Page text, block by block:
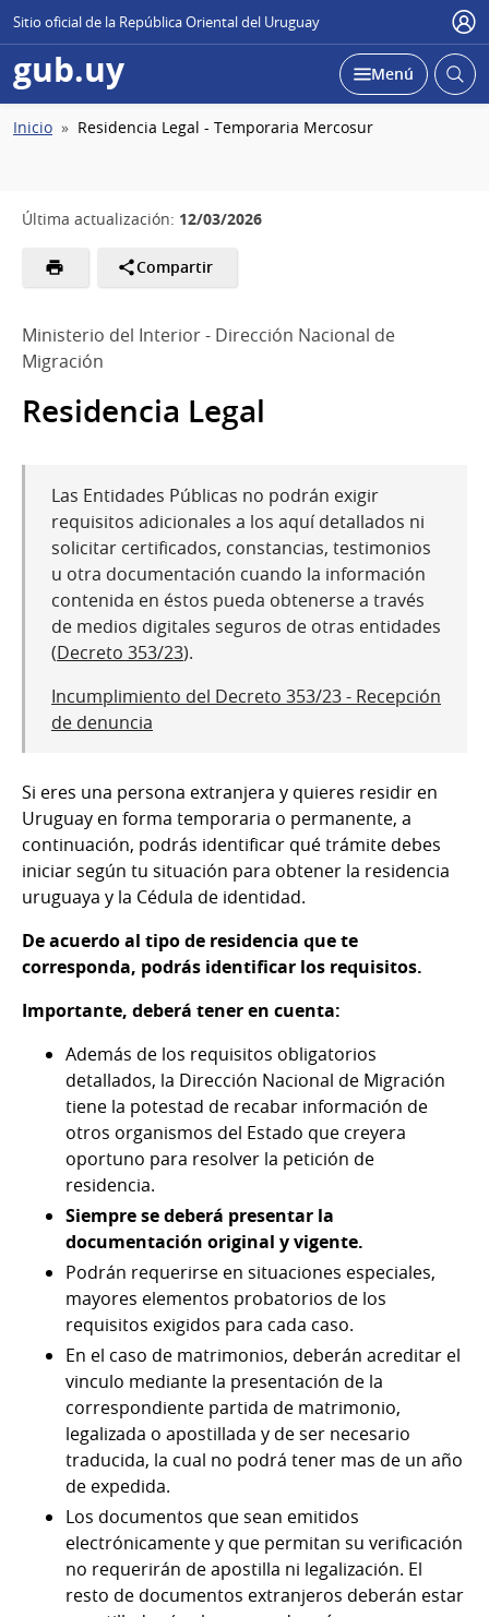
Sitio oficial de la República Oriental del Uruguay
gub.uy Desplegar
Menú Abrir
Ruta
Inicio Residencia Legal - Temporaria Mercosur
Última actualización: 12/03/2026
Compartir
Ministerio del Interior - Dirección Nacional de
Migración
Residencia Legal
Las Entidades Públicas no podrán exigir
requisitos adicionales a los aquí detallados ni
solicitar certificados, constancias, testimonios
u otra documentación cuando la información
contenida en éstos pueda obtenerse a través
de medios digitales seguros de otras entidades
(Decreto 353/23).
Incumplimiento del Decreto 353/23 - Recepción
de denuncia
Si eres una persona extranjera y quieres residir en
Uruguay en forma temporaria o permanente, a
continuación, podrás identificar qué trámite debes
iniciar según tu situación para obtener la residencia
uruguaya y la Cédula de identidad.
De acuerdo al tipo de residencia que te
corresponda, podrás identificar los requisitos.
Importante, deberá tener en cuenta:
Además de los requisitos obligatorios
detallados, la Dirección Nacional de Migración
tiene la potestad de recabar información de
otros organismos del Estado que creyera
oportuno para resolver la petición de
residencia.
Siempre se deberá presentar la
documentación original y vigente.
Podrán requerirse en situaciones especiales,
mayores elementos probatorios de los
requisitos exigidos para cada caso.
En el caso de matrimonios, deberán acreditar el
vinculo mediante la presentación de la
correspondiente partida de matrimonio,
legalizada o apostillada y de ser necesario
traducida, la cual no podrá tener mas de un año
de expedida.
Los documentos que sean emitidos
electrónicamente y que permitan su verificación
no requerirán de apostilla ni legalización. El
resto de documentos extranjeros deberán estar